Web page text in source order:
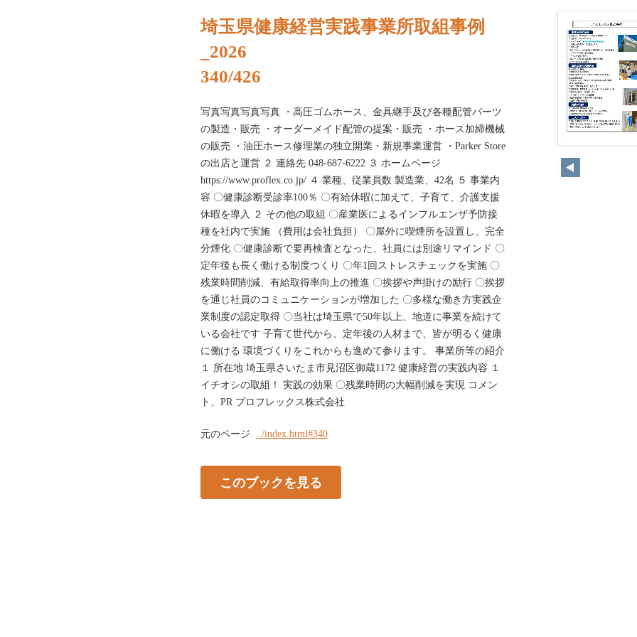
埼玉県健康経営実践事業所取組事例
_2026
340/426
写真写真写真写真 ・高圧ゴムホース、金具継手及び各種配管パーツ
の製造・販売 ・オーダーメイド配管の提案・販売 ・ホース加締機械
の販売 ・油圧ホース修理業の独立開業・新規事業運営 ・Parker Store
の出店と運営 ２ 連絡先 048-687-6222 ３ ホームページ
https://www.proflex.co.jp/ ４ 業種、従業員数 製造業、42名 ５ 事業内
容 〇健康診断受診率100％ 〇有給休暇に加えて、子育て、介護支援
休暇を導入 ２ その他の取組 〇産業医によるインフルエンザ予防接
種を社内で実施 （費用は会社負担） 〇屋外に喫煙所を設置し、完全
分煙化 〇健康診断で要再検査となった、社員には別途リマインド 〇
定年後も長く働ける制度つくり 〇年1回ストレスチェックを実施 〇
残業時間削減、有給取得率向上の推進 〇挨拶や声掛けの励行 〇挨拶
を通じ社員のコミュニケーションが増加した 〇多様な働き方実践企
業制度の認定取得 〇当社は埼玉県で50年以上、地道に事業を続けて
いる会社です 子育て世代から、定年後の人材まで、皆が明るく健康
に働ける 環境づくりをこれからも進めて参ります。 事業所等の紹介
１ 所在地 埼玉県さいたま市見沼区御蔵1172 健康経営の実践内容 １
イチオシの取組！ 実践の効果 〇残業時間の大幅削減を実現 コメン
ト、PR プロフレックス株式会社
元のページ ../index.html#340
このブックを見る